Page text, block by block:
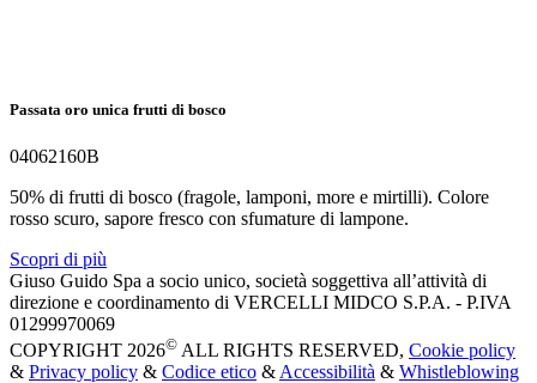
Passata oro unica frutti di bosco
04062160B
50% di frutti di bosco (fragole, lamponi, more e mirtilli). Colore
rosso scuro, sapore fresco con sfumature di lampone.
Scopri di più
Giuso Guido Spa a socio unico, società soggettiva all’attività di
direzione e coordinamento di VERCELLI MIDCO S.P.A. - P.IVA
01299970069
COPYRIGHT 2026© ALL RIGHTS RESERVED, Cookie policy
& Privacy policy & Codice etico & Accessibilità & Whistleblowing